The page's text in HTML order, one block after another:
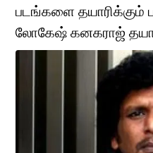
படங்களை தயாரிக்கும்
லோகேஷ் கனகராஜ்